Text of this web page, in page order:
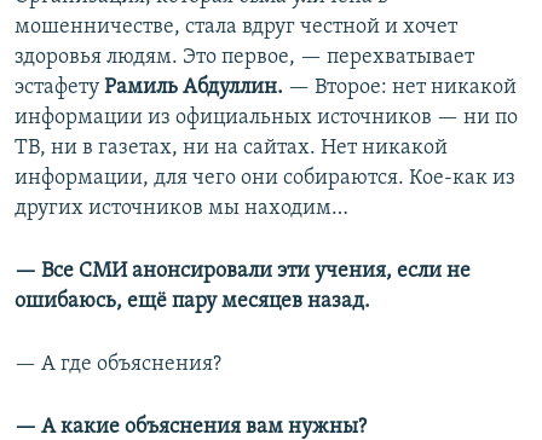
мошенничестве, стала вдруг честной и хочет
здоровья людям. Это первое, — перехватывает
эстафету Рамиль Абдуллин. — Второе: нет никакой
информации из официальных источников — ни по
ТВ, ни в газетах, ни на сайтах. Нет никакой
информации, для чего они собираются. Кое-как из
других источников мы находим…
— Все СМИ анонсировали эти учения, если не
ошибаюсь, ещё пару месяцев назад.
— А где объяснения?
— А какие объяснения вам нужны?